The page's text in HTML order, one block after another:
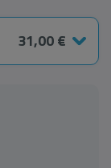
31,00 €